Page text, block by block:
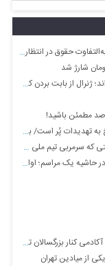
در انتظار اعلام رسمی
کدام بازیکن پشیمان است؟
ایران، برتر از هر سامانه ای در منطقه است
بهایی!/ فکر می‌کنند من طاعون دارم!
یک مراسم؛ اواخر دهه ۹۰
بزرگسالان تمرین می‌کنند
از میادین تهران